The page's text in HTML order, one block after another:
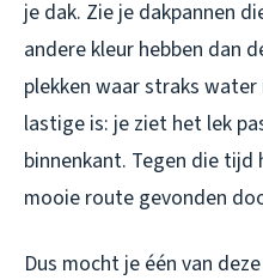
je dak. Zie je dakpannen
andere kleur hebben dan
plekken waar straks
lastige is: je ziet het lek
binnenkant. Tegen die
mooie route gevonden
Dus mocht je één van